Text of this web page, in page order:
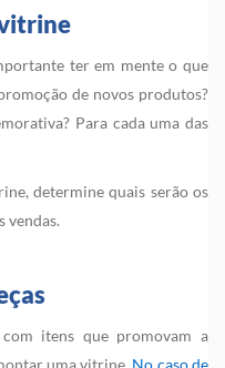
ter em mente o que
de novos produtos?
Para cada uma das
determine quais serão os
vendas.
itens que promovam a
uma vitrine. No caso de